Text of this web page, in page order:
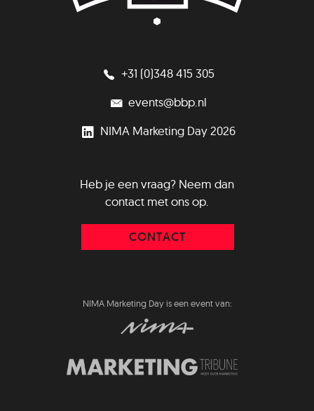
+31 (0)348 415 305
events@bbp.nl
NIMA Marketing Day 2026
Heb je een vraag? Neem dan
contact met ons op.
CONTACT
NIMA Marketing Day is een event van: